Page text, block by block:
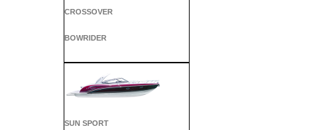
CROSSOVER
BOWRIDER
SUN SPORT